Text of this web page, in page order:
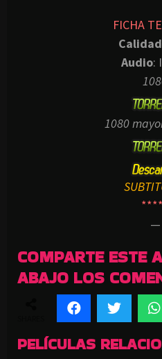
FICHA
Calidad
Audio:
1080
—
COMPARTE ESTE
ABAJO LOS
PELÍCULAS